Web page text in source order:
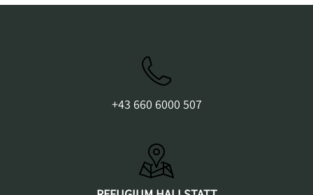
+43 660 6000 507